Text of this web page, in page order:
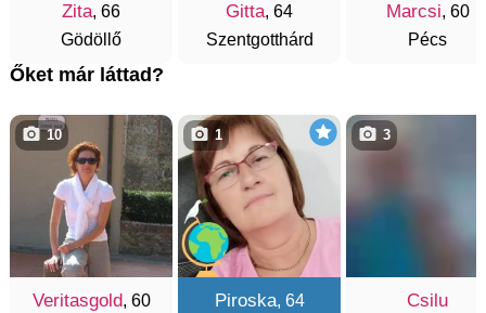
Zita, 66
Gödöllő
Gitta, 64
Szentgotthárd
Marcsi, 60
Pécs
Őket már láttad?
Veritasgold, 60
10
Piroska, 64
1
Csilu
3